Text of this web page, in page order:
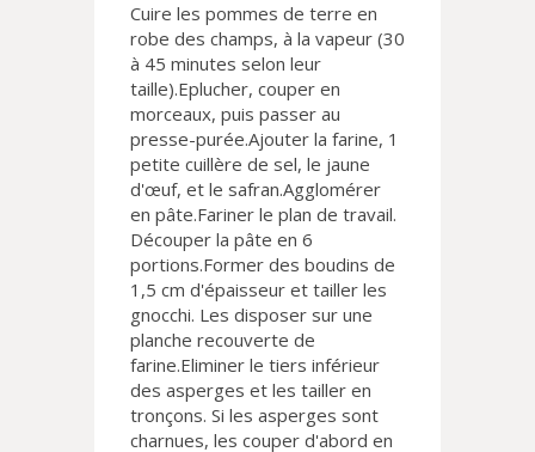
Cuire les pommes de terre en
robe des champs, à la vapeur (30
à 45 minutes selon leur
taille).Eplucher, couper en
morceaux, puis passer au
presse-purée.Ajouter la farine, 1
petite cuillère de sel, le jaune
d'œuf, et le safran.Agglomérer
en pâte.Fariner le plan de travail.
Découper la pâte en 6
portions.Former des boudins de
1,5 cm d'épaisseur et tailler les
gnocchi. Les disposer sur une
planche recouverte de
farine.Eliminer le tiers inférieur
des asperges et les tailler en
tronçons. Si les asperges sont
charnues, les couper d'abord en